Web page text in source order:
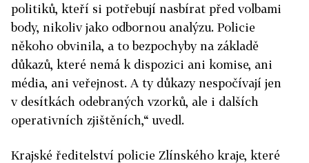
politiků, kteří si potřebují nasbírat před volbami
body, nikoliv jako odbornou analýzu. Policie
někoho obvinila, a to bezpochyby na základě
důkazů, které nemá k dispozici ani komise, ani
média, ani veřejnost. A ty důkazy nespočívají jen
v desítkách odebraných vzorků, ale i dalších
operativních zjištěních,“ uvedl.
Krajské ředitelství policie Zlínského kraje, které